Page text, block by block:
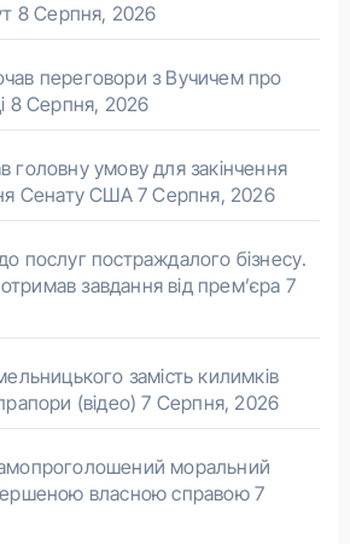
8 Серпня, 2026
переговори з Вучичем про
8 Серпня, 2026
головну умову для закінчення
Сенату США 7 Серпня, 2026
послуг постраждалого бізнесу.
завдання від прем’єра 7
замість килимків
(відео) 7 Серпня, 2026
моральний
власною справою 7